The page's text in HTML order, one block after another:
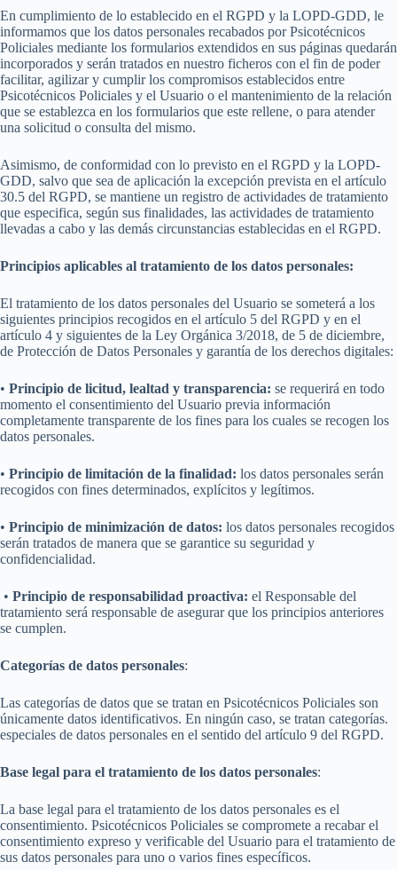
En cumplimiento de lo establecido en el RGPD y la LOPD-GDD, le
informamos que los datos personales recabados por Psicotécnicos
Policiales mediante los formularios extendidos en sus páginas quedarán
incorporados y serán tratados en nuestro ficheros con el fin de poder
facilitar, agilizar y cumplir los compromisos establecidos entre
Psicotécnicos Policiales y el Usuario o el mantenimiento de la relación
que se establezca en los formularios que este rellene, o para atender
una solicitud o consulta del mismo.
Asimismo, de conformidad con lo previsto en el RGPD y la LOPD-
GDD, salvo que sea de aplicación la excepción prevista en el artículo
30.5 del RGPD, se mantiene un registro de actividades de tratamiento
que especifica, según sus finalidades, las actividades de tratamiento
llevadas a cabo y las demás circunstancias establecidas en el RGPD.
Principios aplicables al tratamiento de los datos personales:
El tratamiento de los datos personales del Usuario se someterá a los
siguientes principios recogidos en el artículo 5 del RGPD y en el
artículo 4 y siguientes de la Ley Orgánica 3/2018, de 5 de diciembre,
de Protección de Datos Personales y garantía de los derechos digitales:
• Principio de licitud, lealtad y transparencia: se requerirá en todo
momento el consentimiento del Usuario previa información
completamente transparente de los fines para los cuales se recogen los
datos personales.
• Principio de limitación de la finalidad: los datos personales serán
recogidos con fines determinados, explícitos y legítimos.
• Principio de minimización de datos: los datos personales recogidos
serán tratados de manera que se garantice su seguridad y
confidencialidad.
• Principio de responsabilidad proactiva: el Responsable del
tratamiento será responsable de asegurar que los principios anteriores
se cumplen.
Categorías de datos personales:
Las categorías de datos que se tratan en Psicotécnicos Policiales son
únicamente datos identificativos. En ningún caso, se tratan categorías.
especiales de datos personales en el sentido del artículo 9 del RGPD.
Base legal para el tratamiento de los datos personales:
La base legal para el tratamiento de los datos personales es el
consentimiento. Psicotécnicos Policiales se compromete a recabar el
consentimiento expreso y verificable del Usuario para el tratamiento de
sus datos personales para uno o varios fines específicos.